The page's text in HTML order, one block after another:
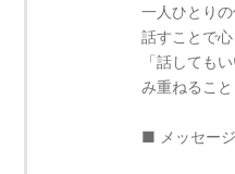
一人ひとり
話すことで
「話しても
み重ねること
■ メッセージ